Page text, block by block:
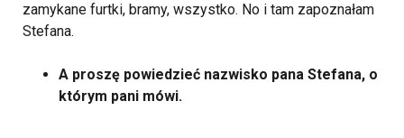
zamykane furtki, bramy, wszystko. No i tam zapoznałam
Stefana.
A proszę powiedzieć nazwisko pana Stefana, o
którym pani mówi.